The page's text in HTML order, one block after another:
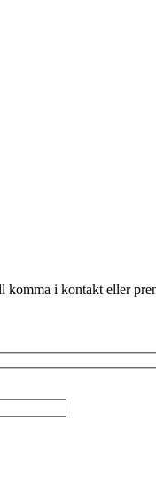
i kontakt eller